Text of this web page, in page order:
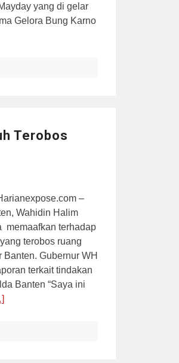
yang di gelar
Gelora Bung Karno
Terobos
–
Wahidin Halim
memaafkan terhadap
terobos ruang
Banten. Gubernur WH
terkait tindakan
Banten “Saya ini